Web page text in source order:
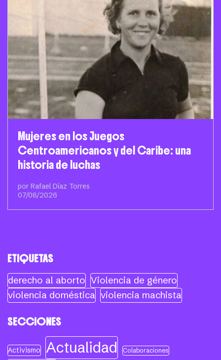
Mujeres en los Juegos
Centroamericanos y del Caribe: una
historia de luchas
por Rafael Díaz Torres
07/08/2026
ETIQUETAS
derecho al aborto Violencia de género
violencia doméstica violencia machista
SECCIONES
Activismo Actualidad Colaboraciones